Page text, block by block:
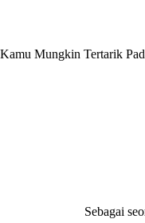
Kamu Mungkin Tertarik
Sebagai